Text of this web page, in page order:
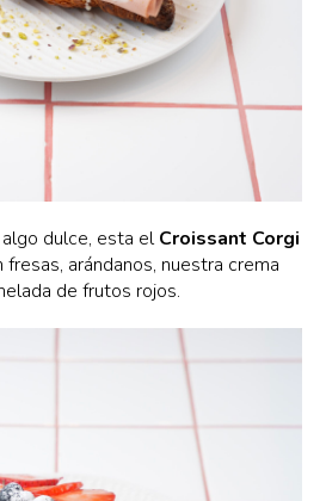
dulce, esta elCroissant Corgi
fresas, arándanos, nuestra crema
de frutos rojos.